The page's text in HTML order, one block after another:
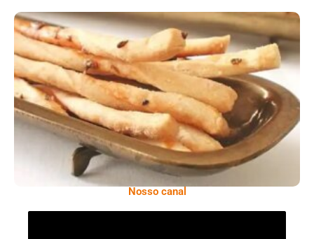
Comer Bem: Palitinhos De Cebola E Salsa
Nosso canal